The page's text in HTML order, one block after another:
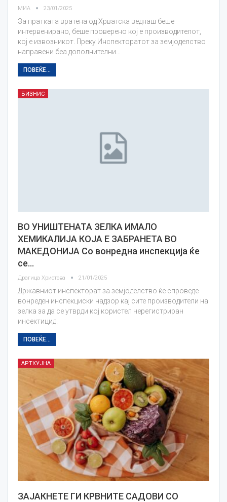
МИА 23/01/2025
За пратката вратена од Хрватска веднаш беше
интервенирано, беше проверено кој е производителот,
кој е извозникот. Преку Инспекторатот за земјоделство
направени беа дополнителни…
ПОВЕЌЕ...
БИЗНИС
ВО УНИШТЕНАТА ЗЕЛКА ИМАЛО
ХЕМИКАЛИЈА КОЈА Е ЗАБРАНЕТА ВО
МАКЕДОНИЈА Со вонредна инспекција ќе
се…
Драгица Христова 21/01/2025
Државниот инспекторат за земјоделство ќе спроведе
вонреден инспекциски надзор кај сите производители на
зелка за да се утврди кој користел нерегистриран
инсектицид.
ПОВЕЌЕ...
АРТКУЈНА
ЗАЈАКНЕТЕ ГИ КРВНИТЕ САДОВИ СО